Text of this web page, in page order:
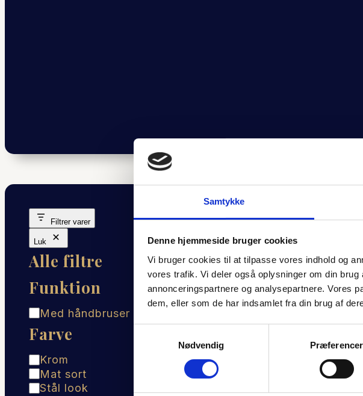
Samtykke
Denne hjemmeside bruger cookies
Vi bruger cookies til at tilpasse vores indhold og
vores trafik. Vi deler også oplysninger om din
annonceringspartnere og analysepartnere. Vores
dem, eller som de har indsamlet fra din brug af
Nødvendig
Præferencer
Filtrer varer
Luk
Alle filtre
Funktion
Funktion
Med håndbruser
Farve
Farve
Krom
Mat sort
Stål look